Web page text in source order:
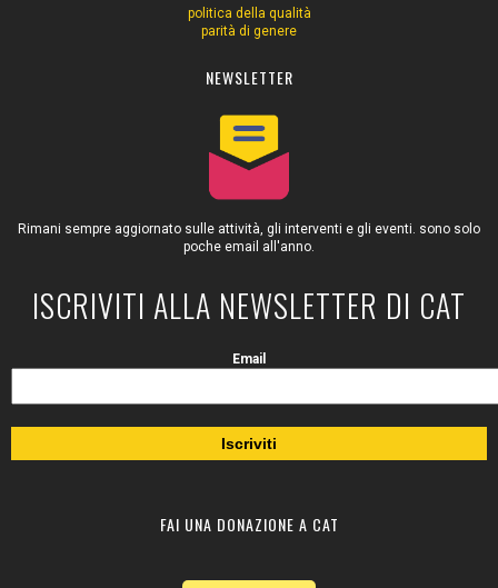
politica della qualità
parità di genere
NEWSLETTER
Rimani sempre aggiornato sulle attività, gli interventi e gli eventi. sono solo
poche email all'anno.
ISCRIVITI ALLA NEWSLETTER DI CAT
Email
FAI UNA DONAZIONE A CAT